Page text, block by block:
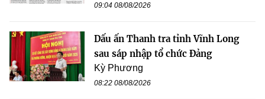
09:04 08/08/2026
Dấu ấn Thanh tra tỉnh Vĩnh Long
sau sáp nhập tổ chức Đảng
Kỳ Phương
08:22 08/08/2026